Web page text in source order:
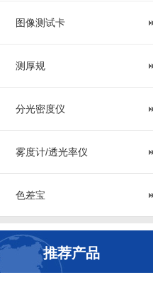
图像测试卡
测厚规
分光密度仪
雾度计/透光率仪
色差宝
推荐产品